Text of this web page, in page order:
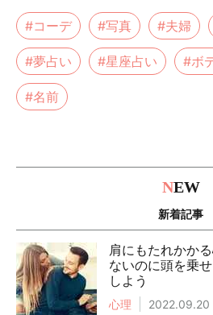
#コーデ #写真 #夫婦
#夢占い #星座占い #ボ
#名前
NEW
新着記事
肩にもたれかか
ないのに頭を乗
しよう
心理 2022.09.20